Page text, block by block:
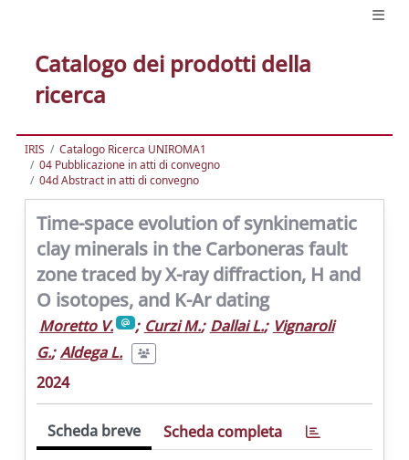
Catalogo dei prodotti della
ricerca
IRIS
Catalogo Ricerca UNIROMA1
04 Pubblicazione in atti di convegno
04d Abstract in atti di convegno
Time-space evolution of synkinematic
clay minerals in the Carboneras fault
zone traced by X-ray diffraction, H and
O isotopes, and K-Ar dating
Moretto V. ; Curzi M.; Dallai L.; Vignaroli
G.; Aldega L.
2024
Scheda breve Scheda completa